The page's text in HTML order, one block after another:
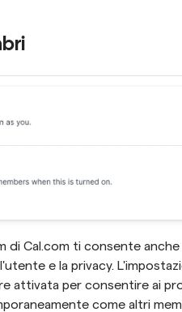
di Cal.com ti consente
e la privacy.
attivata per consentire ai
come altri